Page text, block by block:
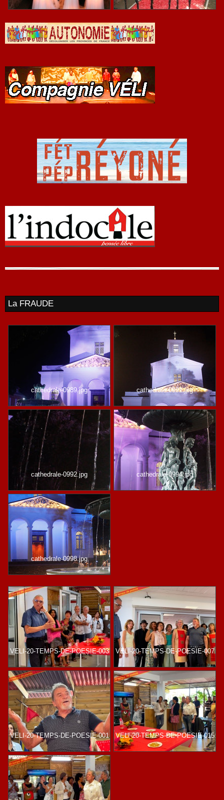
La FRAUDE
cathedrale-0989.jpg cathedrale-0991.jpg
cathedrale-0992.jpg cathedrale-0994.jpg
cathedrale-0998.jpg
VELI-20-TEMPS-DE-POESIE-003 VELI-20-TEMPS-DE-POESIE-007
VELI-20-TEMPS-DE-POESIE-001 VELI-20-TEMPS-DE-POESIE-015